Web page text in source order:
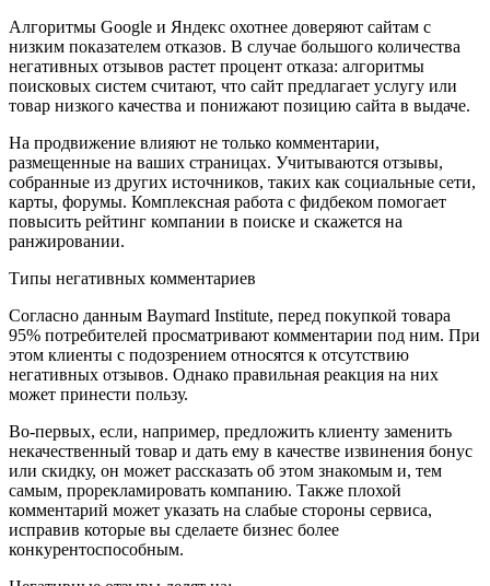
Алгоритмы Google и Яндекс охотнее доверяют сайтам с
низким показателем отказов. В случае большого количества
негативных отзывов растет процент отказа: алгоритмы
поисковых систем считают, что сайт предлагает услугу или
товар низкого качества и понижают позицию сайта в выдаче.
На продвижение влияют не только комментарии,
размещенные на ваших страницах. Учитываются отзывы,
собранные из других источников, таких как социальные сети,
карты, форумы. Комплексная работа с фидбеком помогает
повысить рейтинг компании в поиске и скажется на
ранжировании.
Типы негативных комментариев
Согласно данным Baymard Institute, перед покупкой товара
95% потребителей просматривают комментарии под ним. При
этом клиенты с подозрением относятся к отсутствию
негативных отзывов. Однако правильная реакция на них
может принести пользу.
Во-первых, если, например, предложить клиенту заменить
некачественный товар и дать ему в качестве извинения бонус
или скидку, он может рассказать об этом знакомым и, тем
самым, прорекламировать компанию. Также плохой
комментарий может указать на слабые стороны сервиса,
исправив которые вы сделаете бизнес более
конкурентоспособным.